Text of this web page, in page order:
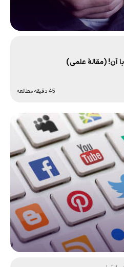
با آن! (مقالۀ علمی)
45 دقیقه مطالعه